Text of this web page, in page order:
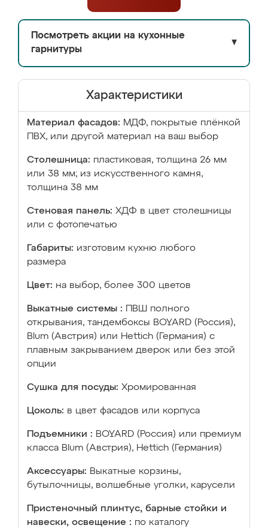
Посмотреть акции на кухонные
гарнитуры
▼
Характеристики
Материал фасадов: МДФ, покрытые плёнкой
ПВХ, или другой материал на ваш выбор
Столешница: пластиковая, толщина 26 мм
или 38 мм; из искусственного камня,
толщина 38 мм
Стеновая панель: ХДФ в цвет столешницы
или с фотопечатью
Габариты: изготовим кухню любого
размера
Цвет: на выбор, более 300 цветов
Выкатные системы :
ПВШ полного
открывания, тандембоксы BOYARD (Россия),
Blum (Австрия) или Hettich (Германия) с
плавным закрыванием дверок или без этой
опции
Сушка для посуды: Хромированная
Цоколь: в цвет фасадов или корпуса
Подъемники : BOYARD (Россия) или премиум
класса Blum (Австрия), Hettich (Германия)
Аксессуары: Выкатные корзины,
бутылочницы, волшебные уголки, карусели
Пристеночный плинтус, барные стойки и
навески, освещение : по каталогу